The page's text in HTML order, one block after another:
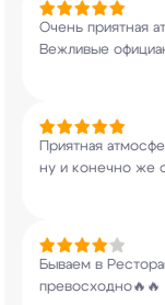
Очень приятная
Вежливые
Приятная
ну и конечно же
Бываем в
превосходно🔥🔥